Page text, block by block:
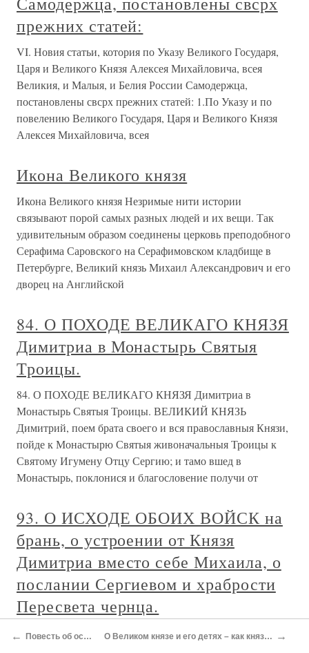
прежних статей:
VI. Новия статьи, котория по Указу Великого Государя,
Царя и Великого Князя Алексея Михайловича, всея
Великия, и Малыя, и Белия России Самодержца,
постановлены свсрх прежних статей: 1.По Указу и по
повелению Великого Государя, Царя и Великого Князя
Алексея Михайловича, всея
Икона Великого князя
Икона Великого князя Незримые нити истории
связывают порой самых разных людей и их вещи. Так
удивительным образом соединены церковь преподобного
Серафима Саровского на Серафимовском кладбище в
Петербурге, Великий князь Михаил Александрович и его
дворец на Английской
84. О ПОХОДЕ ВЕЛИКАГО КНЯЗЯ
Димитриа в Монастырь Святыя
Троицы.
84. О ПОХОДЕ ВЕЛИКАГО КНЯЗЯ Димитриа в
Монастырь Святыя Троицы. ВЕЛИКИЙ КНЯЗЬ
Димитрий, поем брата своего и вся православныя Князи,
пойде к Монастырю Святыя живоначальныя Троицы к
Святому Игумену Отцу Сергию; и тамо вшед в
Монастырь, поклонися и благословение получи от
93. О ИСХОДЕ ОБОИХ ВОЙСК на
брань, о устроении от Князя
Димитриа вместо себе Михаила, о
послании Сергиевом и храбрости
Пересвета чернца.
93. О ИСХОДЕ ОБОИХ ВОЙСК на брань, о устроении
← Повесть об ослеплении Василия II О Великом князе и его детях – как князь Дмитрий Шемяка выпустил их из Углича →